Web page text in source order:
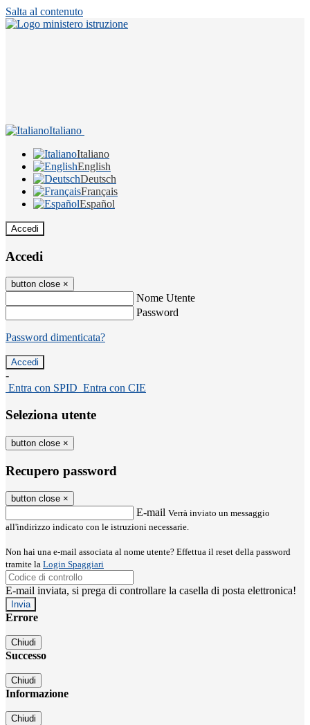
Salta al contenuto
Italiano
Italiano
English
Deutsch
Français
Español
Accedi
Accedi
button close ×
Nome Utente
Password
Password dimenticata?
-
Entra con SPID Entra con CIE
Seleziona utente
button close ×
Recupero password
button close ×
E-mail Verrà inviato un messaggio
all'indirizzo indicato con le istruzioni necessarie.
Non hai una e-mail associata al nome utente? Effettua il reset della password
tramite la Login Spaggiari
E-mail inviata, si prega di controllare la casella di posta elettronica!
Errore
Chiudi
Successo
Chiudi
Informazione
Chiudi